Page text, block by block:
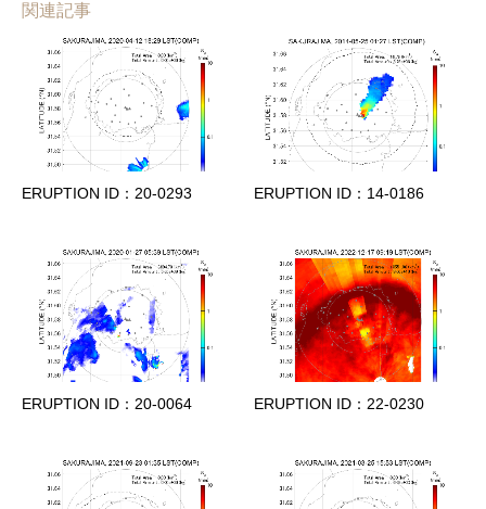
関連記事
ERUPTION ID：20-0293 ERUPTION ID：14-0186
ERUPTION ID：20-0064 ERUPTION ID：22-0230